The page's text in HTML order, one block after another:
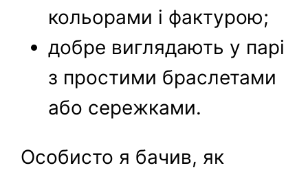
кольорами і фактурою;
добре виглядають у парі
з простими браслетами
або сережками.
Особисто я бачив, як